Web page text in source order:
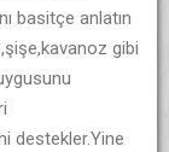
basitçe anlatın
gibi
destekler.Yine